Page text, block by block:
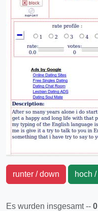
runter / down hoch
Es wurden insgesamt -- 0